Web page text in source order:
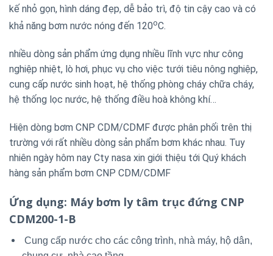
kế nhỏ gọn, hình dáng đẹp, dễ bảo trì, độ tin cậy cao và có
khả năng bơm nước nóng đến 120oC.
nhiều dòng sản phẩm ứng dụng nhiều lĩnh vực như công
nghiệp nhiệt, lò hơi, phục vụ cho việc tưới tiêu nông nghiệp,
cung cấp nước sinh hoạt, hệ thống phòng cháy chữa cháy,
hệ thống lọc nước, hệ thống điều hoà không khí…
Hiện dòng bơm CNP CDM/CDMF được phân phối trên thị
trường với rất nhiều dòng sản phẩm bơm khác nhau. Tuy
nhiên ngày hôm nay Cty nasa xin giới thiệu tới Quý khách
hàng sản phẩm bơm CNP CDM/CDMF
Ứng dụng: Máy bơm ly tâm trục đứng CNP
CDM200-1-B
Cung cấp nước cho các công trình, nhà máy, hộ dân,